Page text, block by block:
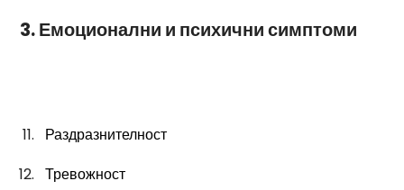
3. Емоционални и психични симптоми
Раздразнителност
Тревожност